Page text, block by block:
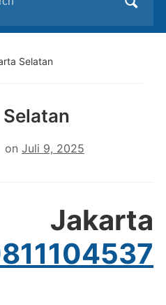
Selatan
on Juli 9, 2025
Jakarta